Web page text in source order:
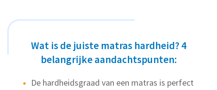
Wat is de juiste matras hardheid? 4
belangrijke aandachtspunten:
De hardheidsgraad van een matras is perfect